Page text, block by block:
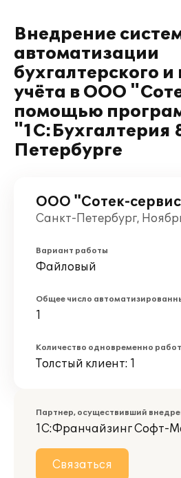
Внедрение
автоматизации
бухгалтерского и
учёта в ООО
помощью
"1С:Бухгалтерия
Петербурге
ООО "Сотек-
Санкт-Петербург,
Вариант работы
Файловый
Общее число
1
Количество одновременно
Толстый клиент: 1
Партнер, осуществивший
1С:Франчайзинг Софт-
Связаться